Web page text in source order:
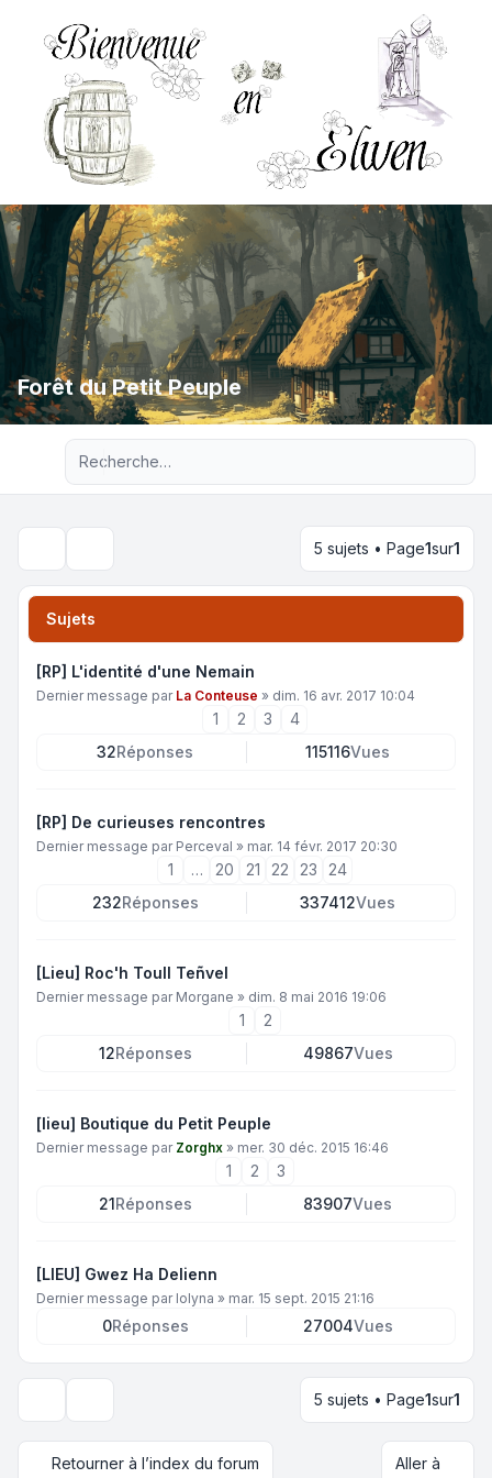
Forêt du Petit Peuple
Recherche avancée
5 sujets • Page1sur1
Sujets
[RP] L'identité d'une Nemain
Dernier message par La Conteuse » dim. 16 avr. 2017 10:04
1 2 3
4
32Réponses 115116Vues
[RP] De curieuses rencontres
Dernier message par Perceval » mar. 14 févr. 2017 20:30
1 … 20 21 22 23
24
232Réponses 337412Vues
[Lieu] Roc'h Toull Teñvel
Dernier message par Morgane » dim. 8 mai 2016 19:06
1
2
12Réponses 49867Vues
[lieu] Boutique du Petit Peuple
Dernier message par Zorghx » mer. 30 déc. 2015 16:46
1 2
3
21Réponses 83907Vues
[LIEU] Gwez Ha Delienn
Dernier message par Iolyna » mar. 15 sept. 2015 21:16
0Réponses 27004Vues
5 sujets • Page1sur1
Retourner à l’index du forum Aller à